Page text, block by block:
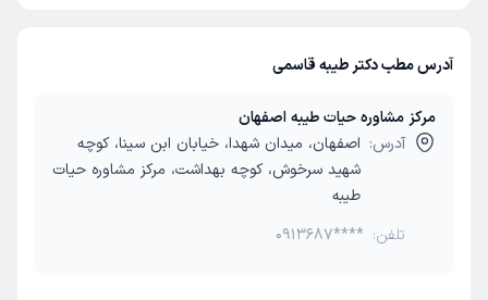
آدرس مطب دکتر طیبه قاسمی
مرکز مشاوره حیات طیبه اصفهان
آدرس: اصفهان، میدان شهدا، خیابان ابن سینا، کوچه
شهید سرخوش، کوچه بهداشت، مرکز مشاوره حیات
طیبه
تلفن: 0913687****